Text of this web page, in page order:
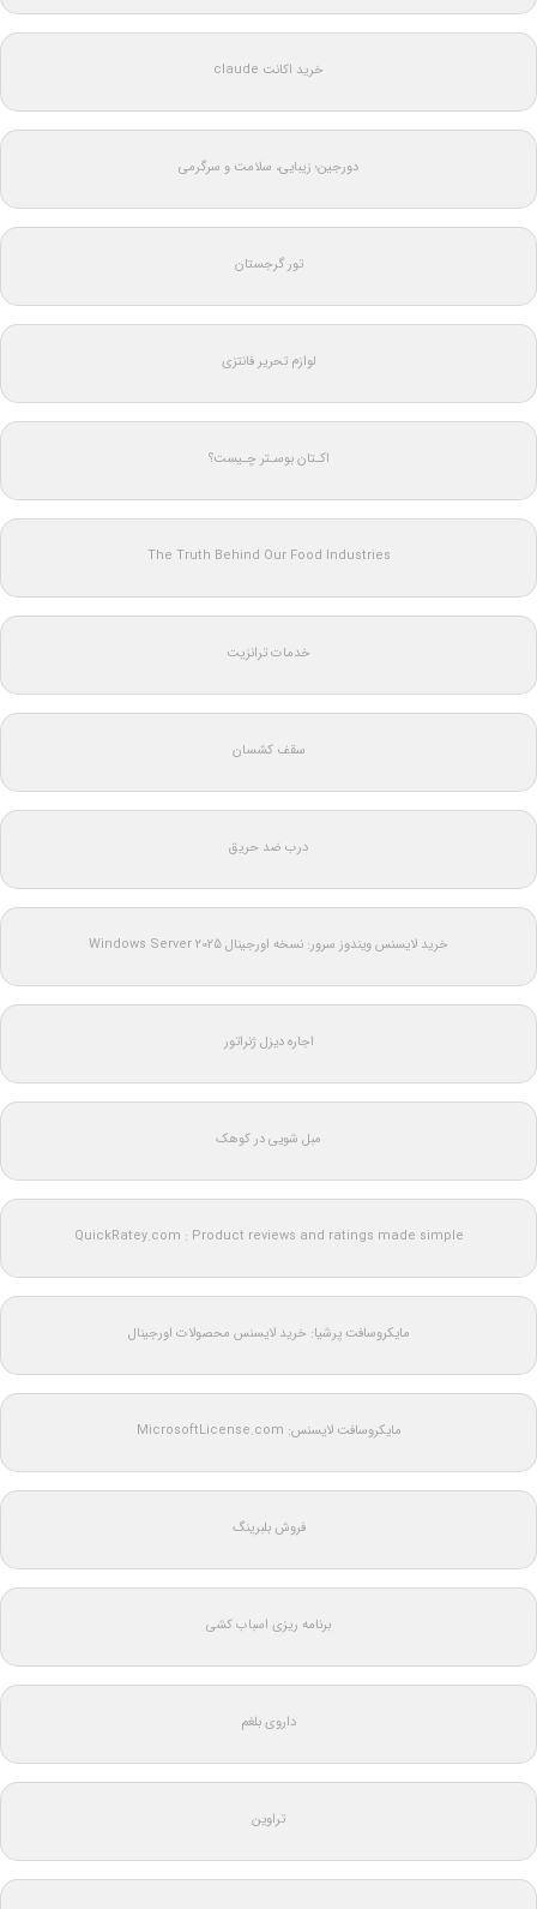
خرید اکانت claude
دورجین؛ زیبایی، سلامت و سرگرمی
تور گرجستان
لوازم تحریر فانتزی
اکـتان بوسـتر چـیست؟
The Truth Behind Our Food Industries
خدمات ترانزیت
سقف کشسان
درب ضد حریق
خرید لایسنس ویندوز سرور: نسخه اورجینال Windows Server 2025
اجاره دیزل ژنراتور
مبل شویی در کوهک
QuickRatey.com : Product reviews and ratings made simple
مایکروسافت پرشیا: خرید لایسنس محصولات اورجینال
مایکروسافت لایسنس: MicrosoftLicense.com
فروش بلبرینگ
برنامه ریزی اسباب کشی
داروی بلغم
تراوین